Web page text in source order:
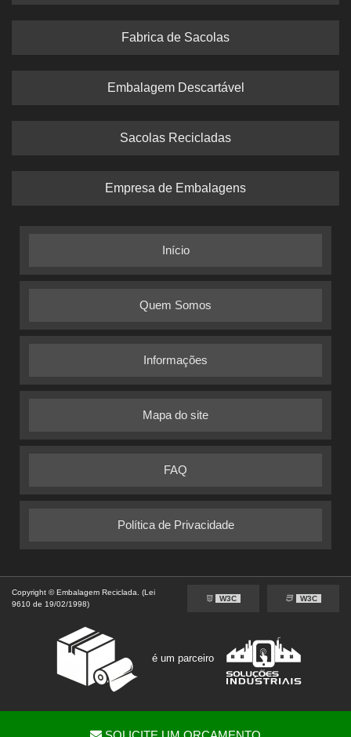
Fabrica de Sacolas
Embalagem Descartável
Sacolas Recicladas
Empresa de Embalagens
Início
Quem Somos
Informações
Mapa do site
FAQ
Política de Privacidade
Copyright © Embalagem Reciclada. (Lei
9610 de 19/02/1998)
W3C W3C
é um parceiro